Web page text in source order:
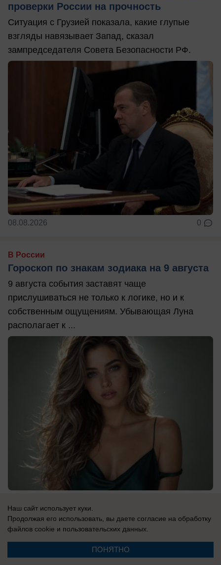
проверки России на прочность
Ситуация с Грузией показала, какие глупые
взгляды навязывает Запад, сказал
зампредседателя Совета Безопасности РФ.
08.08.2026 0
В России
Гороскоп по знакам зодиака на 9 августа
9 августа события заставят чаще
прислушиваться не только к логике, но и к
собственным ощущениям. Убывающая Луна
располагает к ...
Новости СМИ2
Наш сайт использует куки.
Продолжая его использовать, вы даете согласие на обработку
файлов cookie и пользовательских данных.
ПОНЯТНО